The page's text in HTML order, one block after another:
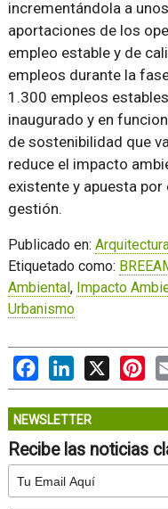
incrementándola a
aportaciones de los
empleo estable y de
empleos durante la
1.300 empleos
inaugurado y en
de sostenibilidad que
reduce el impacto
existente y apuesta
gestión.
Publicado en:
Etiquetado como:
Ambiental , Impacto
Urbanismo
FacebookLinkedIn
NEWSLETTER
Recibe las noticias